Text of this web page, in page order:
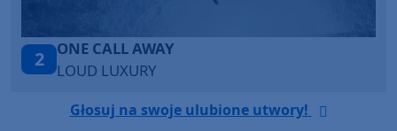
3
Głosuj na swoje ulubione utwory!